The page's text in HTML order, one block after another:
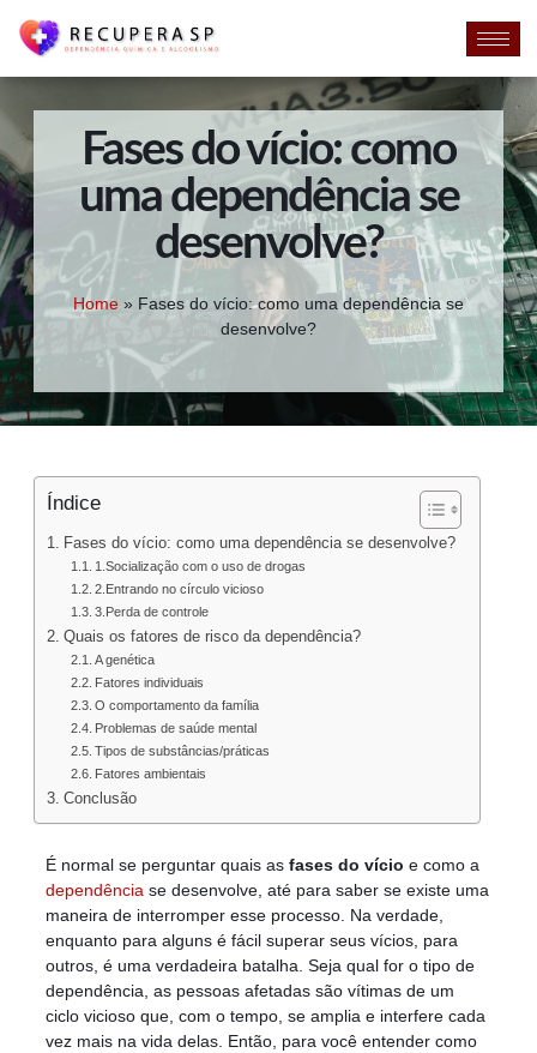
Fases do vício: como
uma dependência se
desenvolve?
Home » Fases do vício: como uma dependência se
desenvolve?
Índice
Fases do vício: como uma dependência se desenvolve?
1.Socialização com o uso de drogas
2.Entrando no círculo vicioso
3.Perda de controle
Quais os fatores de risco da dependência?
A genética
Fatores individuais
O comportamento da família
Problemas de saúde mental
Tipos de substâncias/práticas
Fatores ambientais
Conclusão
É normal se perguntar quais as fases do vício e como a
dependência se desenvolve, até para saber se existe uma
maneira de interromper esse processo. Na verdade,
enquanto para alguns é fácil superar seus vícios, para
outros, é uma verdadeira batalha. Seja qual for o tipo de
dependência, as pessoas afetadas são vítimas de um
ciclo vicioso que, com o tempo, se amplia e interfere cada
vez mais na vida delas. Então, para você entender como